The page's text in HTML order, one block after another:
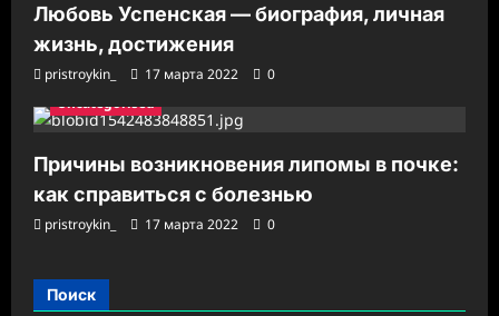
Любовь Успенская — биография, личная
жизнь, достижения
pristroykin_ 17 марта 2022
0
Uncategorised
Причины возникновения липомы в почке:
как справиться с болезнью
pristroykin_ 17 марта 2022 0
Поиск